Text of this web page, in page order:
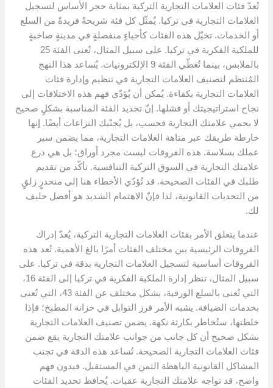
تُعدّ فئات العلامات التجارية التركية بمثابة حجر الأساس لتسجيل
العلامات التجارية في تركيا. يُمثّل كل فئة شريحةً فريدةً من السلع
أو الخدمات. تخيّل هذه الفئات كأحياءٍ منفصلةٍ في مدينةٍ صاخبةٍ
للملكية الفكرية في تركيا. على سبيل المثال، تُعنى الفئة 25
بالملابس، بينما تُغطّي الفئة 9 الإلكترونيات. يُساعد هذا النهج
المُنتظم لتصنيف العلامات التجارية في تنظيم وإدارة فئات
العلامات التجارية بكفاءة. يُمكن أن يُؤدّي فهم هذه الاختلافات إلى
نجاح استراتيجيتك أو فشلها. إنّ تحديد الفئة المناسبة بشكلٍ صحيح
لا يحمي علامتك التجارية فحسب، بل يُجنّبك النزاعات أيضًا. إنها
خارطة طريقك عبر متاهة العلامات التجارية، مما يضمن سير
عملك بسلاسة. هذه الفروقات ليست مجرد أوراق؛ بل هي درع
علامتك التجارية في السوق التركية التنافسية. تأكّد من تقديم
طلبك في الفئات الصحيحة. قد تُؤدّي الأخطاء هنا إلى منحدرٍ زلقٍ
من التحديات القانونية، لذا فإنّ الاهتمام الشديد هو أفضل حليف
لك.
عندما يتعلق الأمر بفئات العلامات التجارية التركية، يُعدّ إدراك
الفروقات الرئيسية بين مختلف الفئات أمرًا بالغ الأهمية. تُعد هذه
الفروقات أساسية لتسجيل العلامات التجارية بدقة في تركيا. على
سبيل المثال، تنظر إدارة الملكية الفكرية في تركيا إلى الفئة 16،
التي تُعنى بالسلع الورقية، بشكل مختلف عن الفئة 43، التي تُعنى
بخدمات الضيافة. يشبه الأمر فرز التوابل في خزانة المطبخ؛ فإذا
خلطتها، ستُخاطر بكارثة نكهة. يضمن تصنيف العلامات التجارية
بشكل صحيح أن كل جانب من جوانب علامتك التجارية يقع ضمن
فئات العلامات التجارية الصحيحة. تُساعد هذه الدقة في تجنب
المشاكل القانونية الباهظة الثمن في المستقبل. فبدون فهم
واضح، قد تواجه علامتك التجارية عقبات. يُحافظ تحديد الفئات